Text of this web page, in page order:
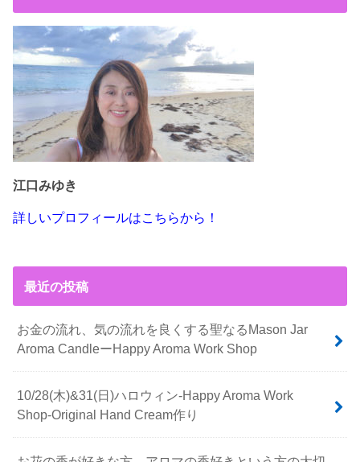
江口みゆき
詳しいプロフィールはこちらから！
最近の投稿
お金の流れ、気の流れを良くする聖なるMason Jar
Aroma CandleーHappy Aroma Work Shop
10/28(木)&31(日)ハロウィン-Happy Aroma Work
Shop-Original Hand Cream作り